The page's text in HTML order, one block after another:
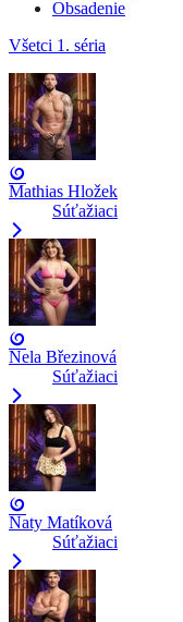
Obsadenie
Všetci 1. séria
Mathias Hložek
Súťažiaci
Nela Březinová
Súťažiaci
Naty Matíková
Súťažiaci